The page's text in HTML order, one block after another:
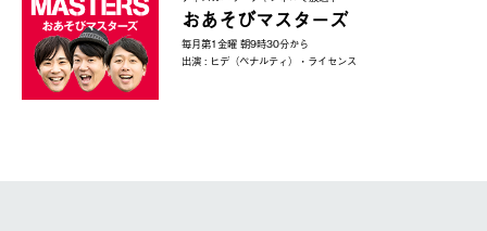
おあそびマスターズ
毎月第1金曜 朝9時30分から
出演 : ヒデ（ペナルティ）・ライセンス